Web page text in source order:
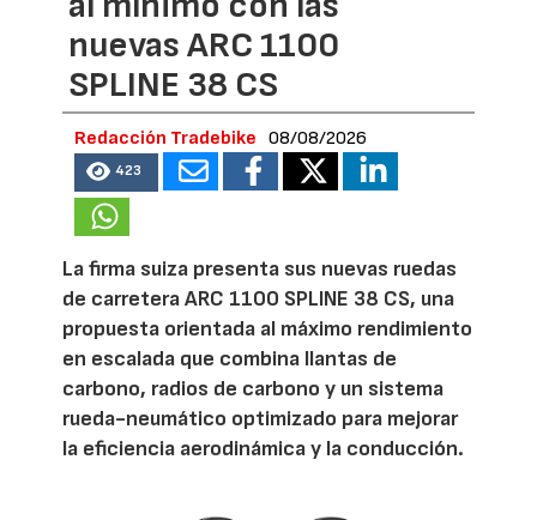
nuevas ARC 1100
SPLINE 38 CS
Redacción Tradebike 08/08/2026
423
La firma suiza presenta sus nuevas ruedas
de carretera ARC 1100 SPLINE 38 CS, una
propuesta orientada al máximo rendimiento
en escalada que combina llantas de
carbono, radios de carbono y un sistema
rueda-neumático optimizado para mejorar
la eficiencia aerodinámica y la conducción.